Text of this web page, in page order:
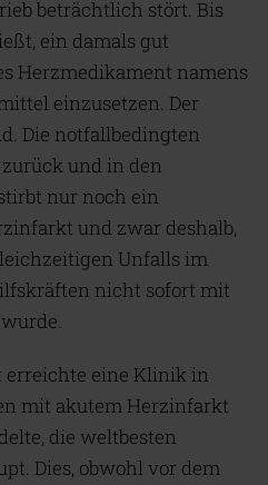
beträchtlich stört. Bis
ein damals gut
Herzmedikament namens
einzusetzen. Der
Die notfallbedingten
und in den
nur noch ein
und zwar deshalb,
Unfalls im
nicht sofort mit
erreichte eine Klinik in
mit akutem Herzinfarkt
die weltbesten
Dies, obwohl vor dem